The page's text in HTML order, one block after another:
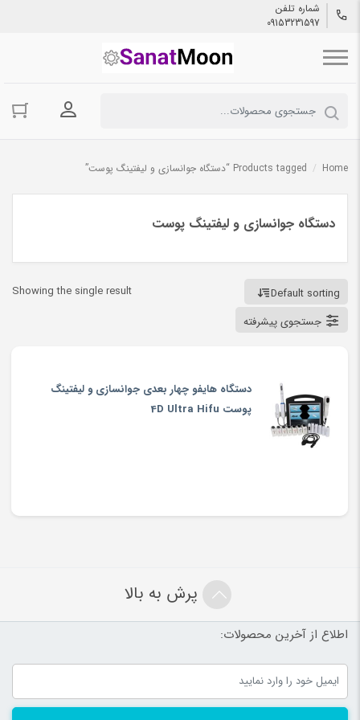
شماره تلفن
09153231597
ورود به
Home
/ Products tagged “دستگاه جوانسازی و لیفتینگ پوست”
دستگاه جوانسازی و لیفتینگ پوست
Showing the single result
Default sorting
جستجوی پیشرفته
دستگاه هایفو چهار بعدی جوانسازی و لیفتینگ
پوست 4D Ultra Hifu
پرش به بالا
اطلاع از آخرین محصولات: